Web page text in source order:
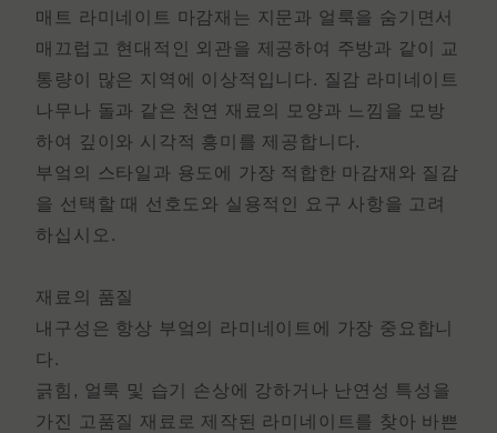
매트
라미네이트 마감재는 지문과 얼룩을 숨기면서
매끄럽고 현대적인 외관을 제공하여 주방과 같이 교
통량이 많은 지역에 이상적입니다. 질감 라미네이트
나무나 돌과 같은 천연 재료의 모양과 느낌을 모방
하여 깊이와 시각적 흥미를 제공합니다.
부엌의 스타일과 용도에 가장 적합한 마감재와 질감
을 선택할 때 선호도와 실용적인 요구 사항을 고려
하십시오.
재료의 품질
내구성은 항상 부엌의 라미네이트에 가장 중요합니
다.
긁힘, 얼룩 및 습기 손상에 강하거나 난연성 특성을
가진 고품질 재료로 제작된 라미네이트를 찾아 바쁜